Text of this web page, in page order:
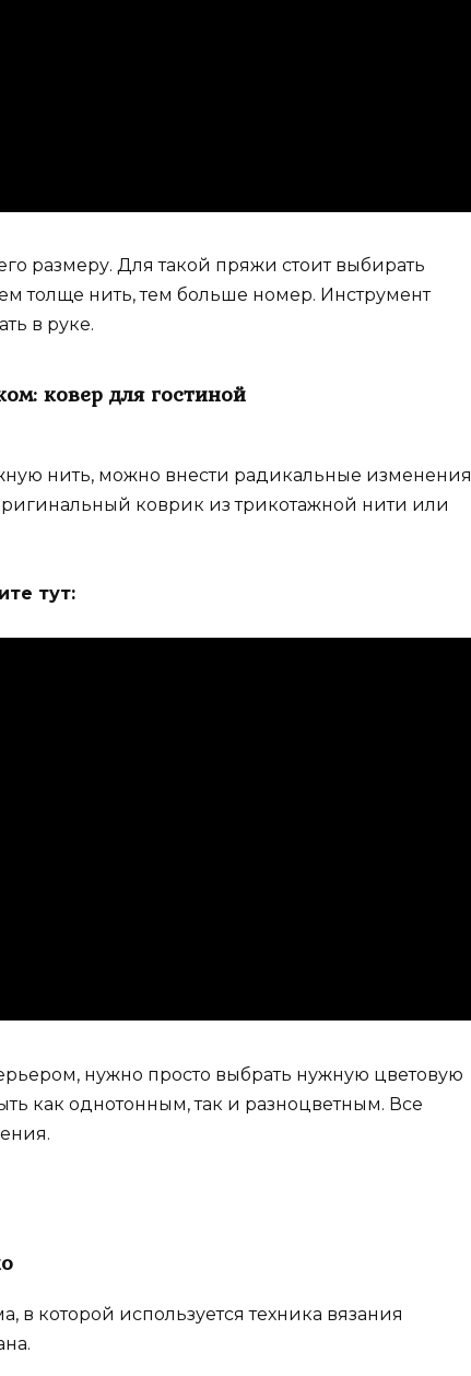
размеру. Для такой пряжи стоит выбирать
толще нить, тем больше номер. Инструмент
в руке.
ковер для гостиной
нить, можно внести радикальные изменения
коврик из трикотажной нити или
тут:
нужно просто выбрать нужную цветовую
как однотонным, так и разноцветным. Все
которой используется техника вязания